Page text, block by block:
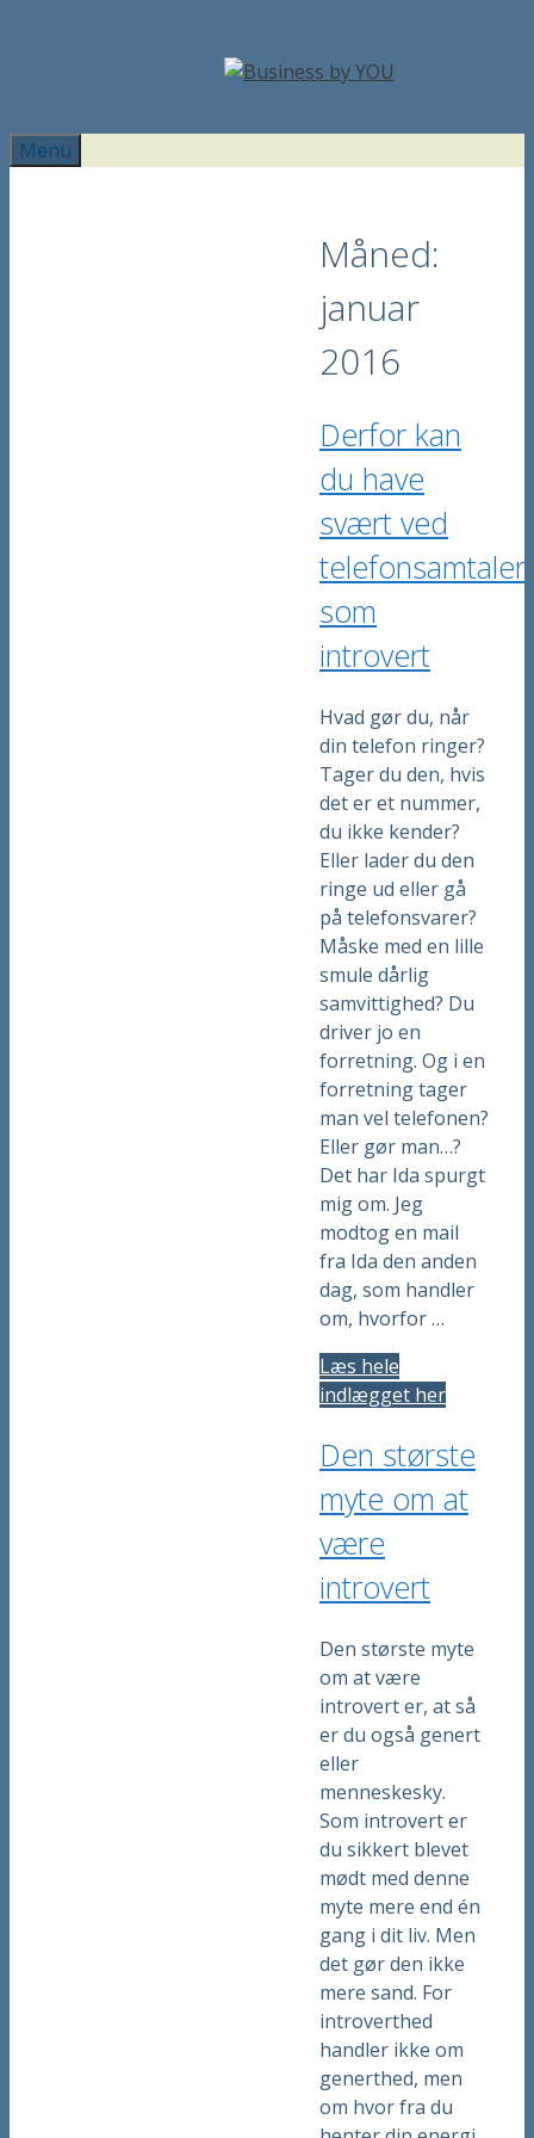
Menu
Måned:
januar
2016
Derfor kan
du have
svært ved
telefonsamtaler
som
introvert
Hvad gør du, når
din telefon ringer?
Tager du den, hvis
det er et nummer,
du ikke kender?
Eller lader du den
ringe ud eller gå
på telefonsvarer?
Måske med en lille
smule dårlig
samvittighed? Du
driver jo en
forretning. Og i en
forretning tager
man vel telefonen?
Eller gør man…?
Det har Ida spurgt
mig om. Jeg
modtog en mail
fra Ida den anden
dag, som handler
om, hvorfor …
Læs hele
indlægget her
Den største
myte om at
være
introvert
Den største myte
om at være
introvert er, at så
er du også genert
eller
menneskesky.
Som introvert er
du sikkert blevet
mødt med denne
myte mere end én
gang i dit liv. Men
det gør den ikke
mere sand. For
introverthed
handler ikke om
generthed, men
om hvor fra du